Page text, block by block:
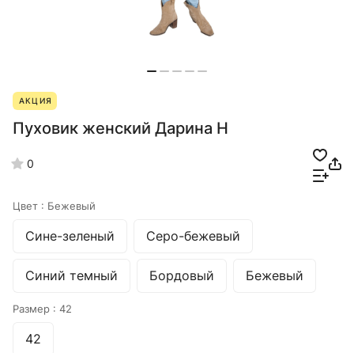
АКЦИЯ
Пуховик женский Дарина Н
0
Цвет : Бежевый
Сине-зеленый Серо-бежевый
Синий темный Бордовый Бежевый
Размер : 42
42